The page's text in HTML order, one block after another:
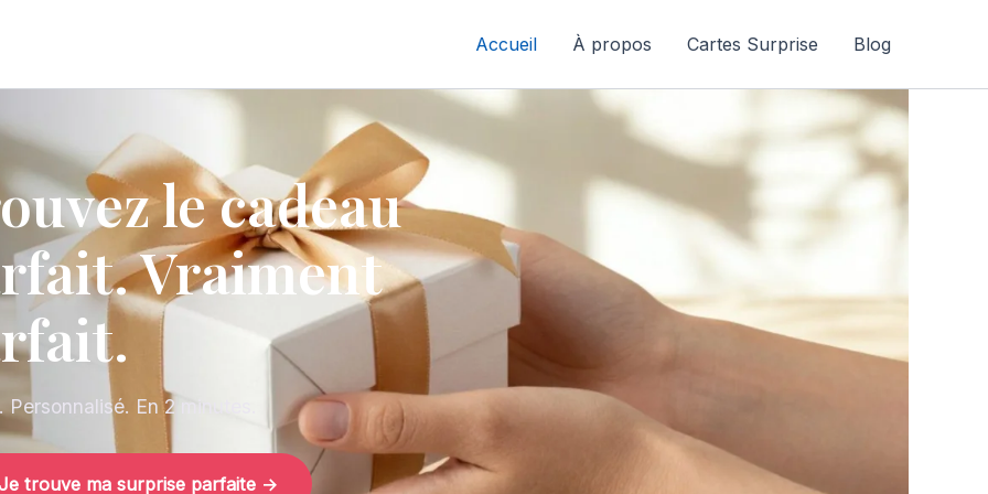
Accueil À propos Cartes Surprise Blog
le cadeau
Vraiment
Personnalisé. En 2 minutes.
trouve ma surprise parfaite →